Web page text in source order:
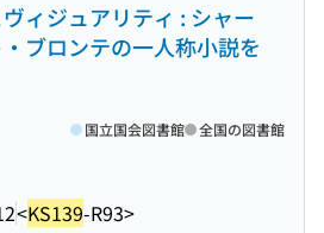
ィジュアリティ : シャー
ブロンテの一人称小説を
<KS139-R93>
国立国会図書館 全国の図書館